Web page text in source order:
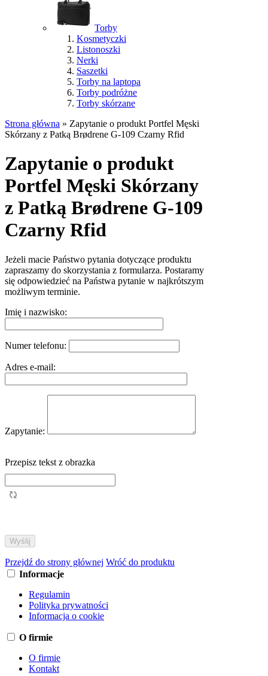
Torby
Kosmetyczki
Listonoszki
Nerki
Saszetki
Torby na laptopa
Torby podróżne
Torby skórzane
Strona główna » Zapytanie o produkt Portfel Męski
Skórzany z Patką Brødrene G-109 Czarny Rfid
Zapytanie o produkt
Portfel Męski Skórzany
z Patką Brødrene G-109
Czarny Rfid
Jeżeli macie Państwo pytania dotyczące produktu
zapraszamy do skorzystania z formularza. Postaramy
się odpowiedzieć na Państwa pytanie w najkrótszym
możliwym terminie.
Imię i nazwisko:
Numer telefonu:
Adres e-mail:
Zapytanie:
Przepisz tekst z obrazka
Przejdź do strony głównej Wróć do produktu
Informacje
Regulamin
Polityka prywatności
Informacja o cookie
O firmie
O firmie
Kontakt